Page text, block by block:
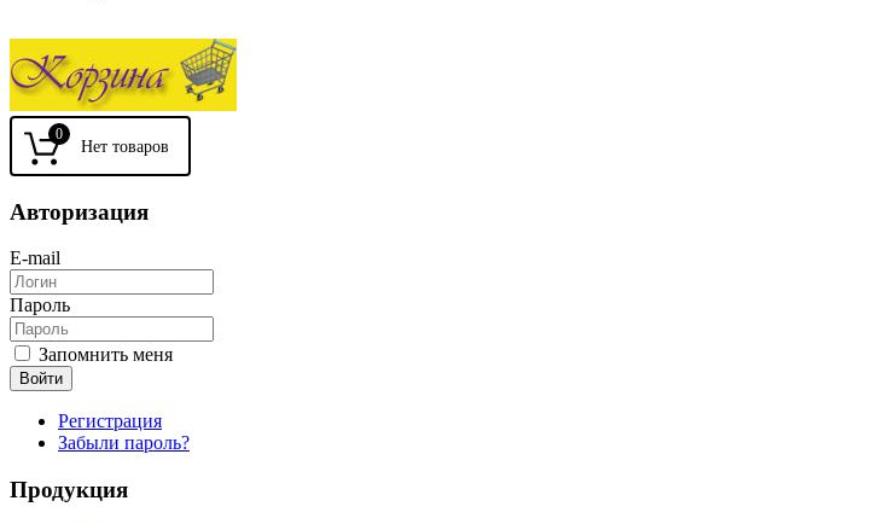
0
Авторизация
E-mail
Пароль
Запомнить меня
Войти
Регистрация
Забыли пароль?
Продукция